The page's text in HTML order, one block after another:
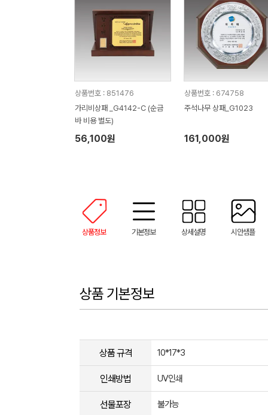
상품번호 : 851476
가리비상패 _G4142-C (순금
바 비용 별도)
56,100원
상품번호 : 674758
주석나무 상패_G1023
161,000원
상품정보 기본정보 상세설명 시안샘플
상품 기본정보
상품 규격 10*17*3
인쇄방법 UV인쇄
선물포장 불가능